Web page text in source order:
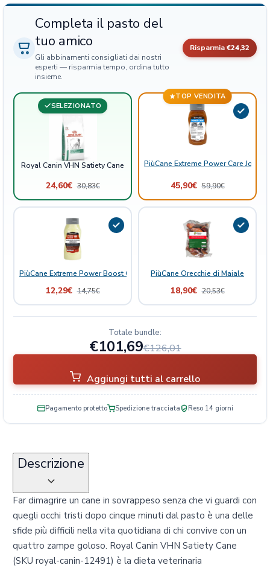
u
a
n
i
t
Completa il pasto del
tuo amico
Gli abbinamenti consigliati dai nostri
esperti — risparmia tempo, ordina tutto
insieme.
Risparmia€24,32
SELEZIONATO
Royal Canin VHN Satiety Cane
24,60€ 30,83€
TOP VENDITA
PiùCane Extreme Power Care Joint
45,90€ 59,90€
PiùCane Extreme Power Boost Grasso di Pecora con Aglio
12,29€ 14,75€
PiùCane Orecchie di Maiale
18,90€ 20,53€
Totale bundle:
€101,69€126,01
Aggiungi tutti al carrello
Pagamento protetto Spedizione tracciata Reso 14 giorni
Descrizione
Far dimagrire un cane in sovrappeso senza che vi guardi con
quegli occhi tristi dopo cinque minuti dal pasto è una delle
sfide più difficili nella vita quotidiana di chi convive con un
quattro zampe goloso. Royal Canin VHN Satiety Cane
(SKU royal-canin-12491) è la dieta veterinaria